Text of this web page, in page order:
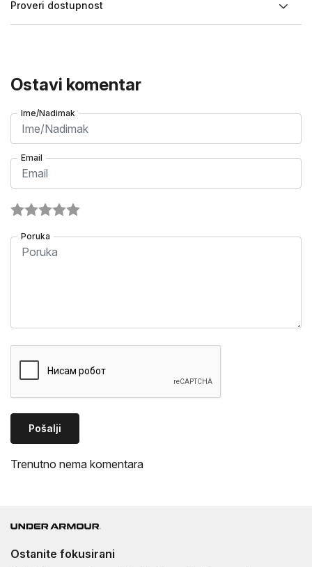
Proveri dostupnost
Ostavi komentar
Ime/Nadimak
Email
Poruka
Pošalji
Trenutno nema komentara
Ostanite fokusirani